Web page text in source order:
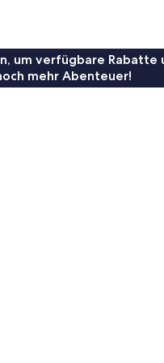
um verfügbare Rabatte
mehr Abenteuer!